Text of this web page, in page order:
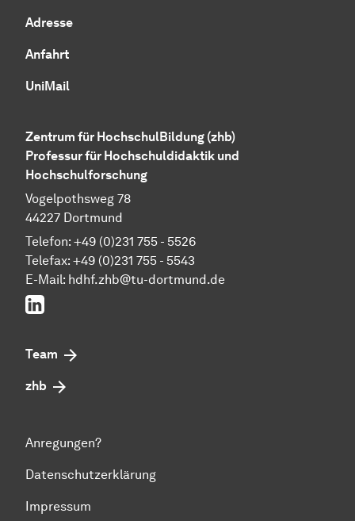
Adresse
Anfahrt
UniMail
Zentrum für HochschulBildung (zhb)
Professur für Hochschuldidaktik und
Hochschulforschung
Vogelpothsweg 78
44227 Dortmund
Telefon: +49 (0)231 755 - 5526
Telefax: +49 (0)231 755 - 5543
E-Mail: hdhf.zhb@tu-dortmund.de
LinkedIn
Team
zhb
Anregungen?
Datenschutzerklärung
Impressum